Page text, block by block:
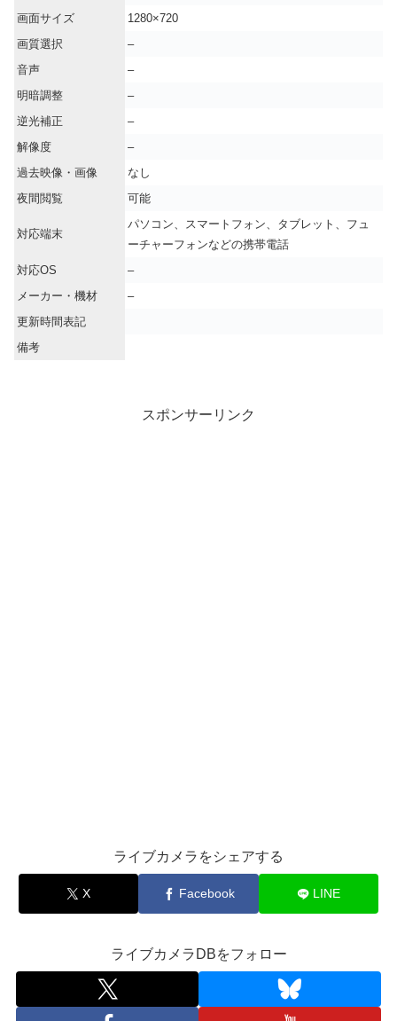
画面サイズ
1280×720
画質選択
–
音声
–
明暗調整
–
逆光補正
–
解像度
–
過去映像・画像
なし
夜間閲覧
可能
対応端末
パソコン、スマートフォン、タブレット、フュ
ーチャーフォンなどの携帯電話
対応OS
–
メーカー・機材
–
更新時間表記
備考
スポンサーリンク
ライブカメラをシェアする
X Facebook LINE
ライブカメラDBをフォロー